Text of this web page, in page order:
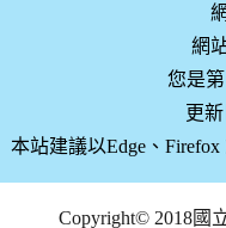
網
您是
更
本站建議以Edge、Firefox
Copyright© 2018國